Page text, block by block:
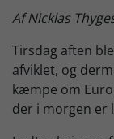
Skjern Bank
Nyhedsbrev
Af Nicklas
Tirsdag aften
afviklet, og
kæmpe om
der i morgen